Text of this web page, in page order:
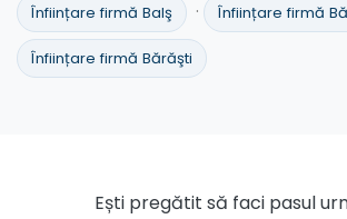
Înființare firmă Balş · Înființare firmă
Înființare firmă Bărăşti
Ești pregătit să faci pasul